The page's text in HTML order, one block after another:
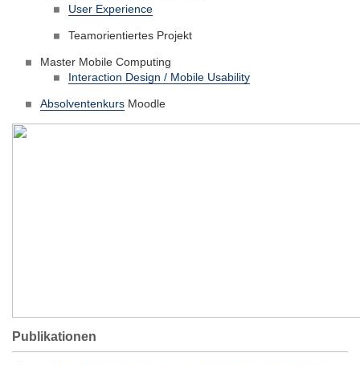
User Experience
Teamorientiertes Projekt
Master Mobile Computing
Interaction Design / Mobile Usability
Absolventenkurs Moodle
Publikationen